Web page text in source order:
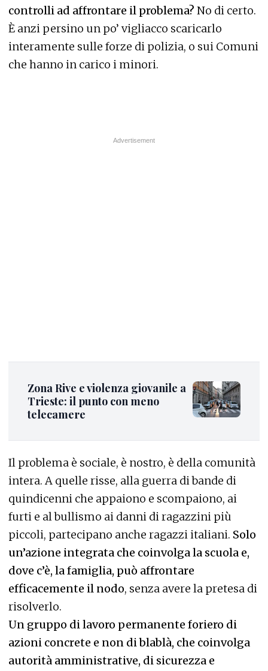
controlli ad affrontare il problema? No di certo.
È anzi persino un po’ vigliacco scaricarlo
interamente sulle forze di polizia, o sui Comuni
che hanno in carico i minori.
Zona Rive e violenza giovanile a
Trieste: il punto con meno
telecamere
Il problema è sociale, è nostro, è della comunità
intera. A quelle risse, alla guerra di bande di
quindicenni che appaiono e scompaiono, ai
furti e al bullismo ai danni di ragazzini più
piccoli, partecipano anche ragazzi italiani. Solo
un’azione integrata che coinvolga la scuola e,
dove c’è, la famiglia, può affrontare
efficacemente il nodo, senza avere la pretesa di
risolverlo.
Un gruppo di lavoro permanente foriero di
azioni concrete e non di blablà, che coinvolga
autorità amministrative, di sicurezza e